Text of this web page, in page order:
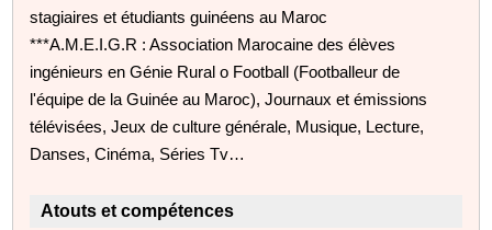
stagiaires et étudiants guinéens au Maroc
***A.M.E.I.G.R : Association Marocaine des élèves
ingénieurs en Génie Rural o Football (Footballeur de
l'équipe de la Guinée au Maroc), Journaux et émissions
télévisées, Jeux de culture générale, Musique, Lecture,
Danses, Cinéma, Séries Tv…
Atouts et compétences